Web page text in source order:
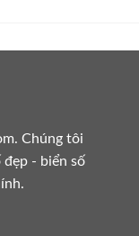
Chúng tôi
đẹp - biển số